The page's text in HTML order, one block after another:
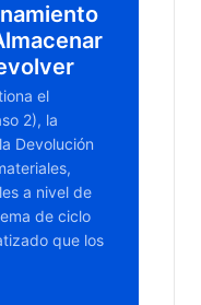
el
2), la
Devolución
a nivel de
de ciclo
que los